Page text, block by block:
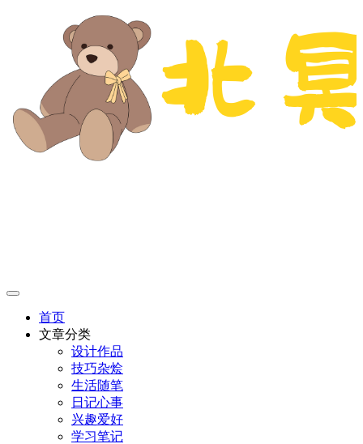
首页
文章分类
设计作品
技巧杂烩
生活随笔
日记心事
兴趣爱好
学习笔记